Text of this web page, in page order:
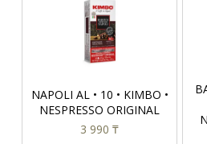
NAPOLI AL • 10 • KIMBO •
NESPRESSO ORIGINAL
3 990 ₸